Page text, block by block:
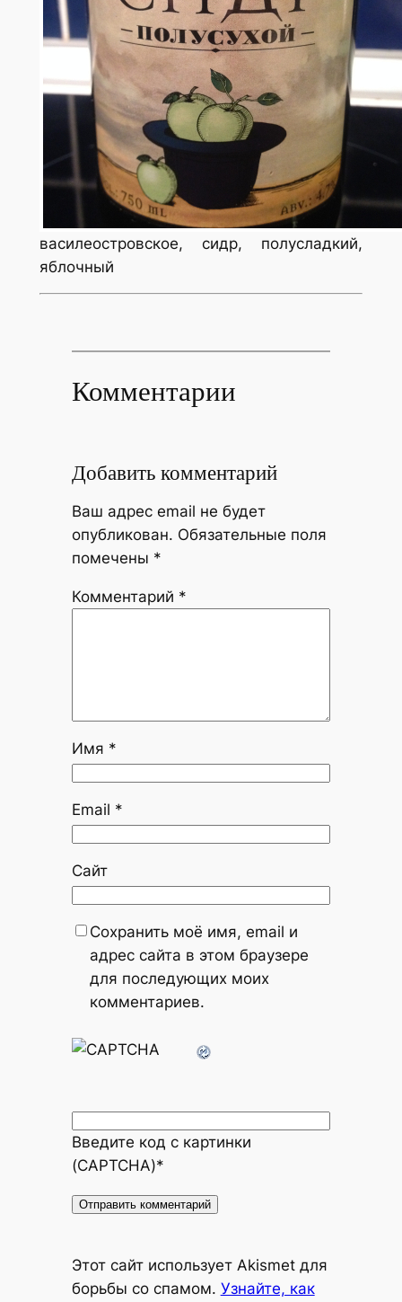
василеостровское, сидр, полусладкий,
яблочный
Комментарии
Добавить комментарий
Ваш адрес email не будет
опубликован. Обязательные поля
помечены *
Комментарий *
Имя *
Email *
Сайт
Сохранить моё имя, email и
адрес сайта в этом браузере
для последующих моих
комментариев.
Введите код с картинки
(CAPTCHA)*
Этот сайт использует Akismet для
борьбы со спамом. Узнайте, как